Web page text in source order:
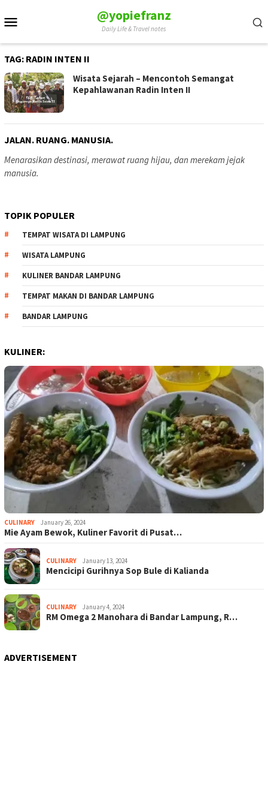
to
@yopiefranz
Daily Life & Travel notes
TAG: RADIN INTEN II
Wisata Sejarah – Mencontoh Semangat
Kepahlawanan Radin Inten II
JALAN. RUANG. MANUSIA.
Menarasikan destinasi, merawat ruang hijau, dan merekam jejak
manusia.
TOPIK POPULER
TEMPAT WISATA DI LAMPUNG
WISATA LAMPUNG
KULINER BANDAR LAMPUNG
TEMPAT MAKAN DI BANDAR LAMPUNG
BANDAR LAMPUNG
KULINER:
CULINARY January 26, 2024
Mie Ayam Bewok, Kuliner Favorit di Pusat…
CULINARY January 13, 2024
Mencicipi Gurihnya Sop Bule di Kalianda
CULINARY January 4, 2024
RM Omega 2 Manohara di Bandar Lampung, R…
ADVERTISEMENT